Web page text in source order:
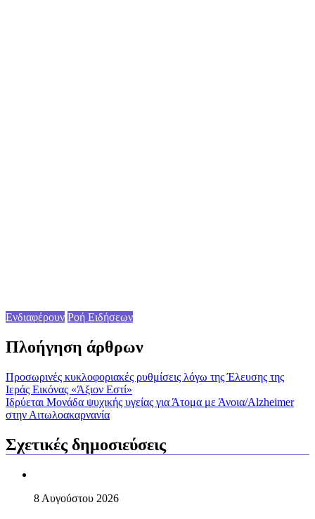
Ενδιαφέρουν Ροή Ειδήσεων
Πλοήγηση άρθρων
Προσωρινές κυκλοφοριακές ρυθμίσεις λόγω της Έλευσης της
Ιεράς Εικόνας «Άξιον Εστί»
Iδρύεται Μονάδα ψυχικής υγείας για Άτομα με Άνοια/Alzheimer
στην Αιτωλοακαρνανία
Σχετικές δημοσιεύσεις
8 Αυγούστου 2026